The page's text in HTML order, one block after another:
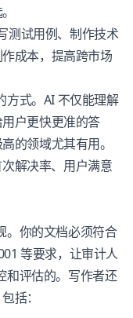
测试用例、制作技术
成本，提高跨市场
方式。AI 不仅能理解
户更快更准的答
的领域尤其有用。
解决率、用户满意
。你的文档必须符合
等要求，让审计人
和评估的。写作者还
括：